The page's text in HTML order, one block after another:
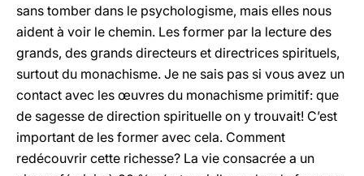
sans tomber dans le psychologisme, mais elles nous
aident à voir le chemin. Les former par la lecture des
grands, des grands directeurs et directrices spirituels,
surtout du monachisme. Je ne sais pas si vous avez un
contact avec les œuvres du monachisme primitif: que
de sagesse de direction spirituelle on y trouvait! C’est
important de les former avec cela. Comment
redécouvrir cette richesse? La vie consacrée a un